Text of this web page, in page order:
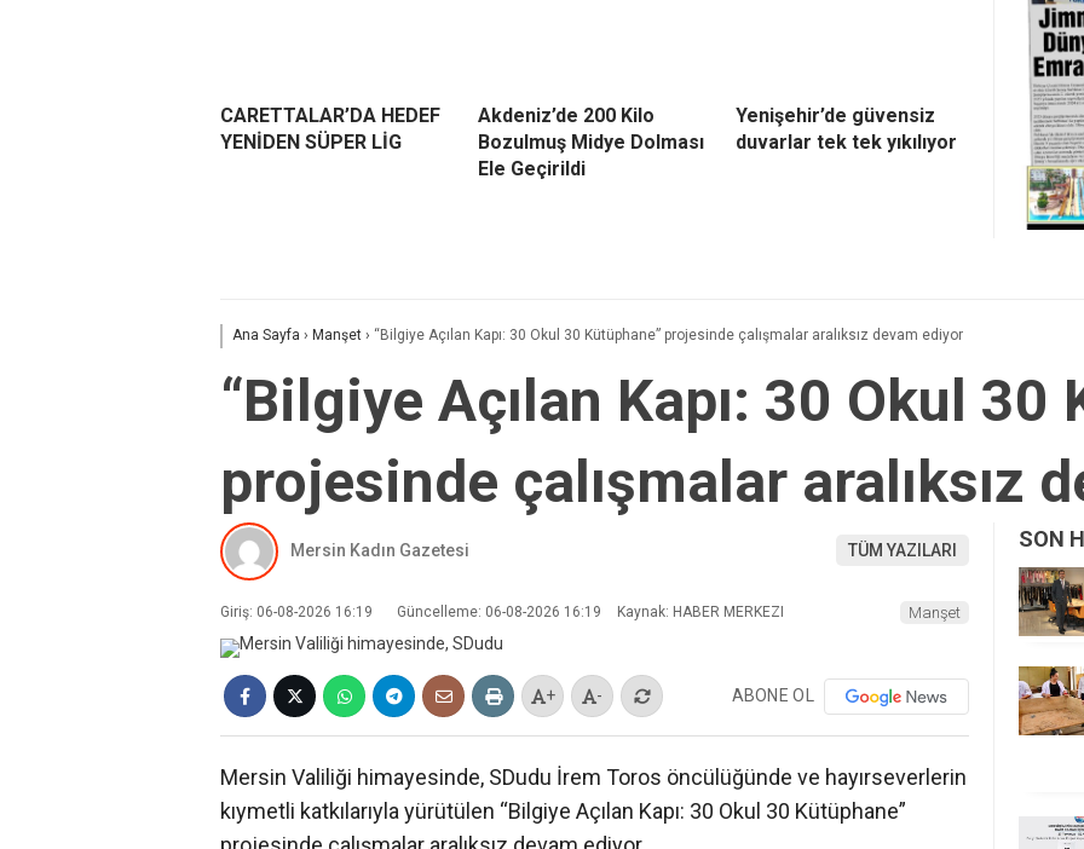
CARETTALAR’DA HEDEF
YENİDEN SÜPER LİG
Akdeniz’de 200 Kilo
Bozulmuş Midye Dolması
Ele Geçirildi
Yenişehir’de güvensiz
duvarlar tek tek yıkılıyor
Ana Sayfa › Manşet › “Bilgiye Açılan Kapı: 30 Okul 30 Kütüphane” projesinde çalışmalar aralıksız devam ediyor
“Bilgiye Açılan Kapı: 30 Okul 30
projesinde çalışmalar aralıksız
Mersin Kadın Gazetesi TÜM YAZILARI
Giriş: 06-08-2026 16:19 Güncelleme: 06-08-2026 16:19 Kaynak: HABER MERKEZI Manşet
+ - ABONE OL
Mersin Valiliği himayesinde, SDudu İrem Toros öncülüğünde ve hayırseverlerin
kıymetli katkılarıyla yürütülen “Bilgiye Açılan Kapı: 30 Okul 30 Kütüphane”
SON